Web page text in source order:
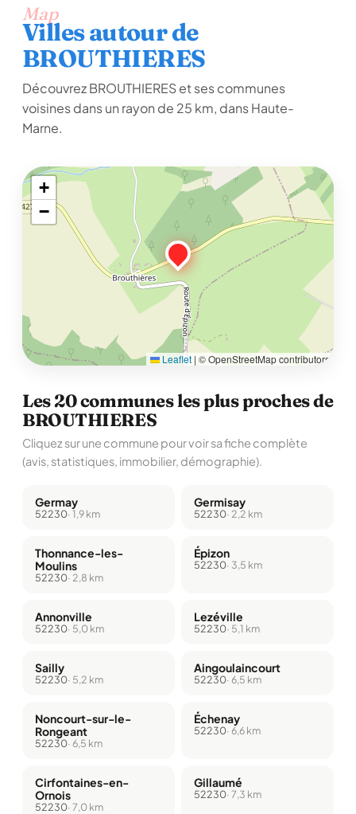
Map
Villes autour de
BROUTHIERES
Découvrez BROUTHIERES et ses communes
voisines dans un rayon de 25 km, dans Haute-
Marne.
+
−
Leaflet | © OpenStreetMap contributors
Les 20 communes les plus proches de
BROUTHIERES
Cliquez sur une commune pour voir sa fiche complète
(avis, statistiques, immobilier, démographie).
Germay
52230· 1,9 km
Germisay
52230· 2,2 km
Thonnance-les-
Moulins
52230· 2,8 km
Épizon
52230· 3,5 km
Annonville
52230· 5,0 km
Lezéville
52230· 5,1 km
Sailly
52230· 5,2 km
Aingoulaincourt
52230· 6,5 km
Noncourt-sur-le-
Rongeant
52230· 6,5 km
Échenay
52230· 6,6 km
Cirfontaines-en-
Ornois
52230· 7,0 km
Gillaumé
52230· 7,3 km